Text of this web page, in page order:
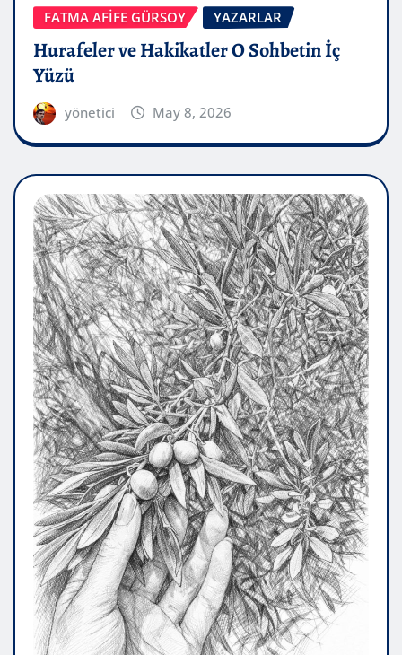
FATMA AFİFE GÜRSOY YAZARLAR
Hurafeler ve Hakikatler O Sohbetin İç
Yüzü
yönetici May 8, 2026